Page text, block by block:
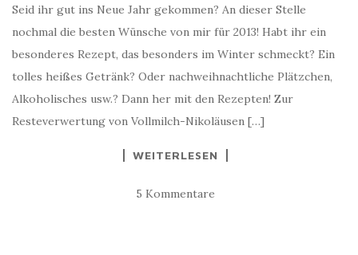
Seid ihr gut ins Neue Jahr gekommen? An dieser Stelle
nochmal die besten Wünsche von mir für 2013! Habt ihr ein
besonderes Rezept, das besonders im Winter schmeckt? Ein
tolles heißes Getränk? Oder nachweihnachtliche Plätzchen,
Alkoholisches usw.? Dann her mit den Rezepten! Zur
Resteverwertung von Vollmilch-Nikoläusen […]
WEITERLESEN
5 Kommentare